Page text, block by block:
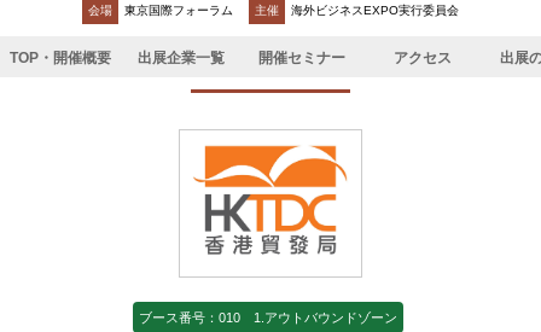
会場 東京国際フォーラム 主催 海外ビジネスEXPO実行委員会
TOP・開催概要 出展企業一覧 開催セミナー アクセス 出展
出展企業一覧> 香港貿易発展局
出展企業
ブース番号：010 1.アウトバウンドゾーン